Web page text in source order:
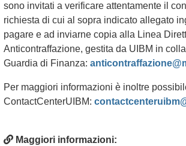
sono invitati a verificare attentamente il
richiesta di cui al sopra indicato allegato
pagare e ad inviarne copia alla Linea
Anticontraffazione, gestita da UIBM in
Guardia di Finanza:
Per maggiori informazioni è inoltre
ContactCenterUIBM:
Maggiori informazioni: